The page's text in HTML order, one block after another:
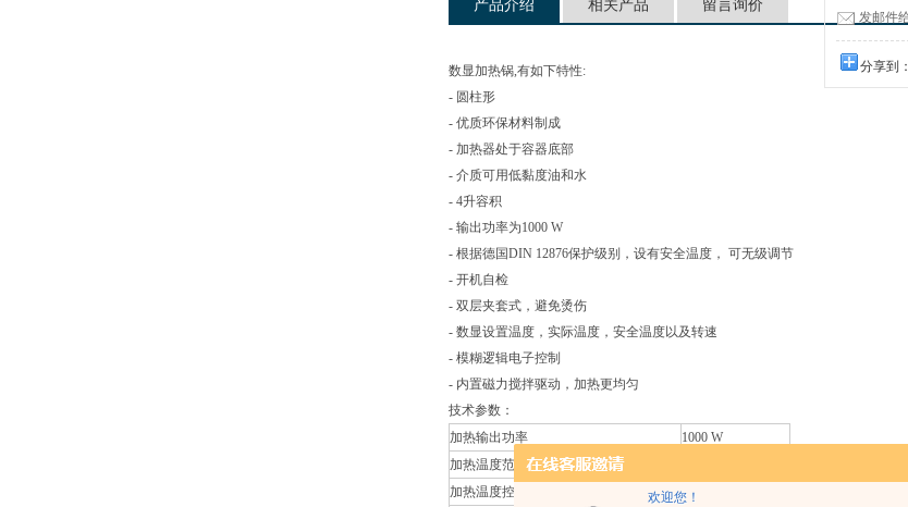
欢迎您！
发邮件
分享到：
产品介绍 相关产品 留言询价
数显加热锅,有如下特性:
- 圆柱形
- 优质环保材料制成
- 加热器处于容器底部
- 介质可用低黏度油和水
- 4升容积
- 输出功率为1000 W
- 根据德国DIN 12876保护级别，设有安全温度， 可无级调节
- 开机自检
- 双层夹套式，避免烫伤
- 数显设置温度，实际温度，安全温度以及转速
- 模糊逻辑电子控制
- 内置磁力搅拌驱动，加热更均匀
技术参数：
加热输出功率
1000 W
加热温度范围
加热温度控制
无级